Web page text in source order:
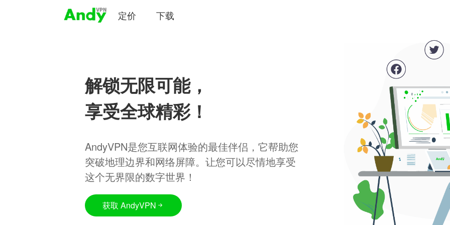
定价 下载
解锁无限可能，
享受全球精彩！
AndyVPN是您互联网体验的最佳伴侣，它帮助您
突破地理边界和网络屏障。让您可以尽情地享受
这个无界限的数字世界！
获取 AndyVPN